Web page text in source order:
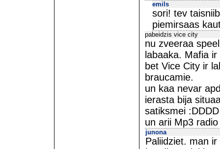
emils
sori! tev
piemirsaas
pabeidzis vice city
nu zveeraa
labaaka. Mafia
bet Vice City ir
braucamie.
un kaa nevar
ierasta bija
satiksmei :DDDD
un arii Mp3
junona
Paliidziet. man